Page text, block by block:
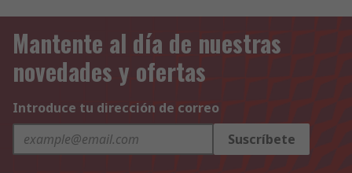
Mantente al día de nuestras
novedades y ofertas
Introduce tu dirección de correo
Suscríbete